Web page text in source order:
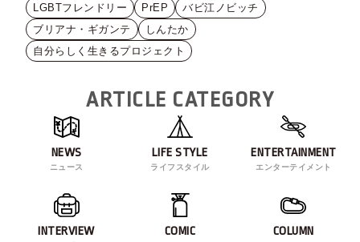
LGBTフレンドリー
PrEP
バビ江ノビッチ
ブリアナ・ギガンテ
しんたか
自分らしく生きるプロジェクト
ARTICLE CATEGORY
NEWS
ニュース
LIFE STYLE
ライフスタイル
ENTERTAINMENT
エンターテイメント
INTERVIEW COMIC COLUMN